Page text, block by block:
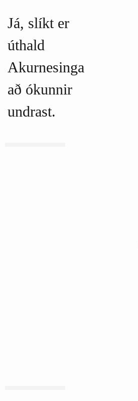
Já, slíkt er
úthald
Akurnesinga
að ókunnir
undrast.